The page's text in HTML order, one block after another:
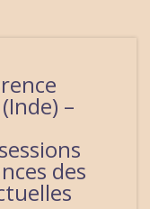
–
des